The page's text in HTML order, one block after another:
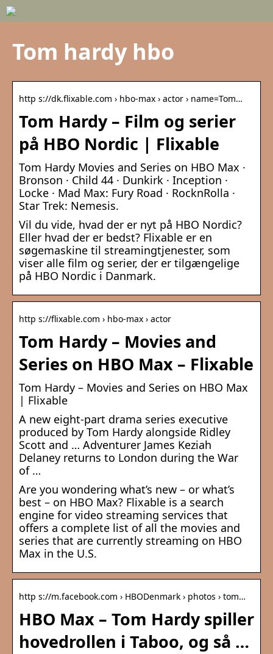
Tom hardy hbo
http s://dk.flixable.com › hbo-max › actor › name=Tom…
Tom Hardy – Film og serier
på HBO Nordic | Flixable
Tom Hardy Movies and Series on HBO Max ·
Bronson · Child 44 · Dunkirk · Inception ·
Locke · Mad Max: Fury Road · RocknRolla ·
Star Trek: Nemesis.
Vil du vide, hvad der er nyt på HBO Nordic?
Eller hvad der er bedst? Flixable er en
søgemaskine til streamingtjenester, som
viser alle film og serier, der er tilgængelige
på HBO Nordic i Danmark.
http s://flixable.com › hbo-max › actor
Tom Hardy – Movies and
Series on HBO Max – Flixable
Tom Hardy – Movies and Series on HBO Max
| Flixable
A new eight-part drama series executive
produced by Tom Hardy alongside Ridley
Scott and … Adventurer James Keziah
Delaney returns to London during the War
of …
Are you wondering what’s new – or what’s
best – on HBO Max? Flixable is a search
engine for video streaming services that
offers a complete list of all the movies and
series that are currently streaming on HBO
Max in the U.S.
http s://m.facebook.com › HBODenmark › photos › tom…
HBO Max – Tom Hardy spiller
hovedrollen i Taboo, og så …